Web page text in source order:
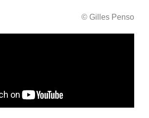
© Gilles Penso